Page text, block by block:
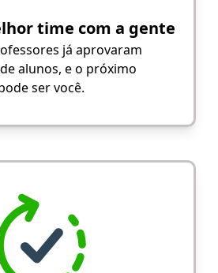
time com a gente
já aprovaram
alunos, e o próximo
ser você.